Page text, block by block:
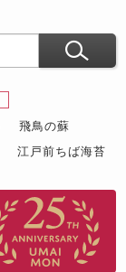
飛鳥の蘇
江戸前ちば海苔